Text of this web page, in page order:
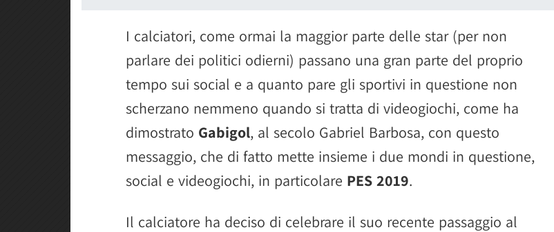
I calciatori, come ormai la maggior parte delle star (per non
parlare dei politici odierni) passano una gran parte del proprio
tempo sui social e a quanto pare gli sportivi in questione non
scherzano nemmeno quando si tratta di videogiochi, come ha
dimostrato Gabigol, al secolo Gabriel Barbosa, con questo
messaggio, che di fatto mette insieme i due mondi in questione,
social e videogiochi, in particolare PES 2019.
Il calciatore ha deciso di celebrare il suo recente passaggio al